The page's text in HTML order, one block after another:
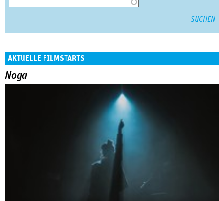
AKTUELLE FILMSTARTS
Noga